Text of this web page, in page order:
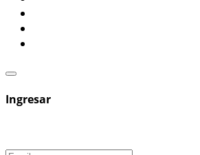
Ingresar